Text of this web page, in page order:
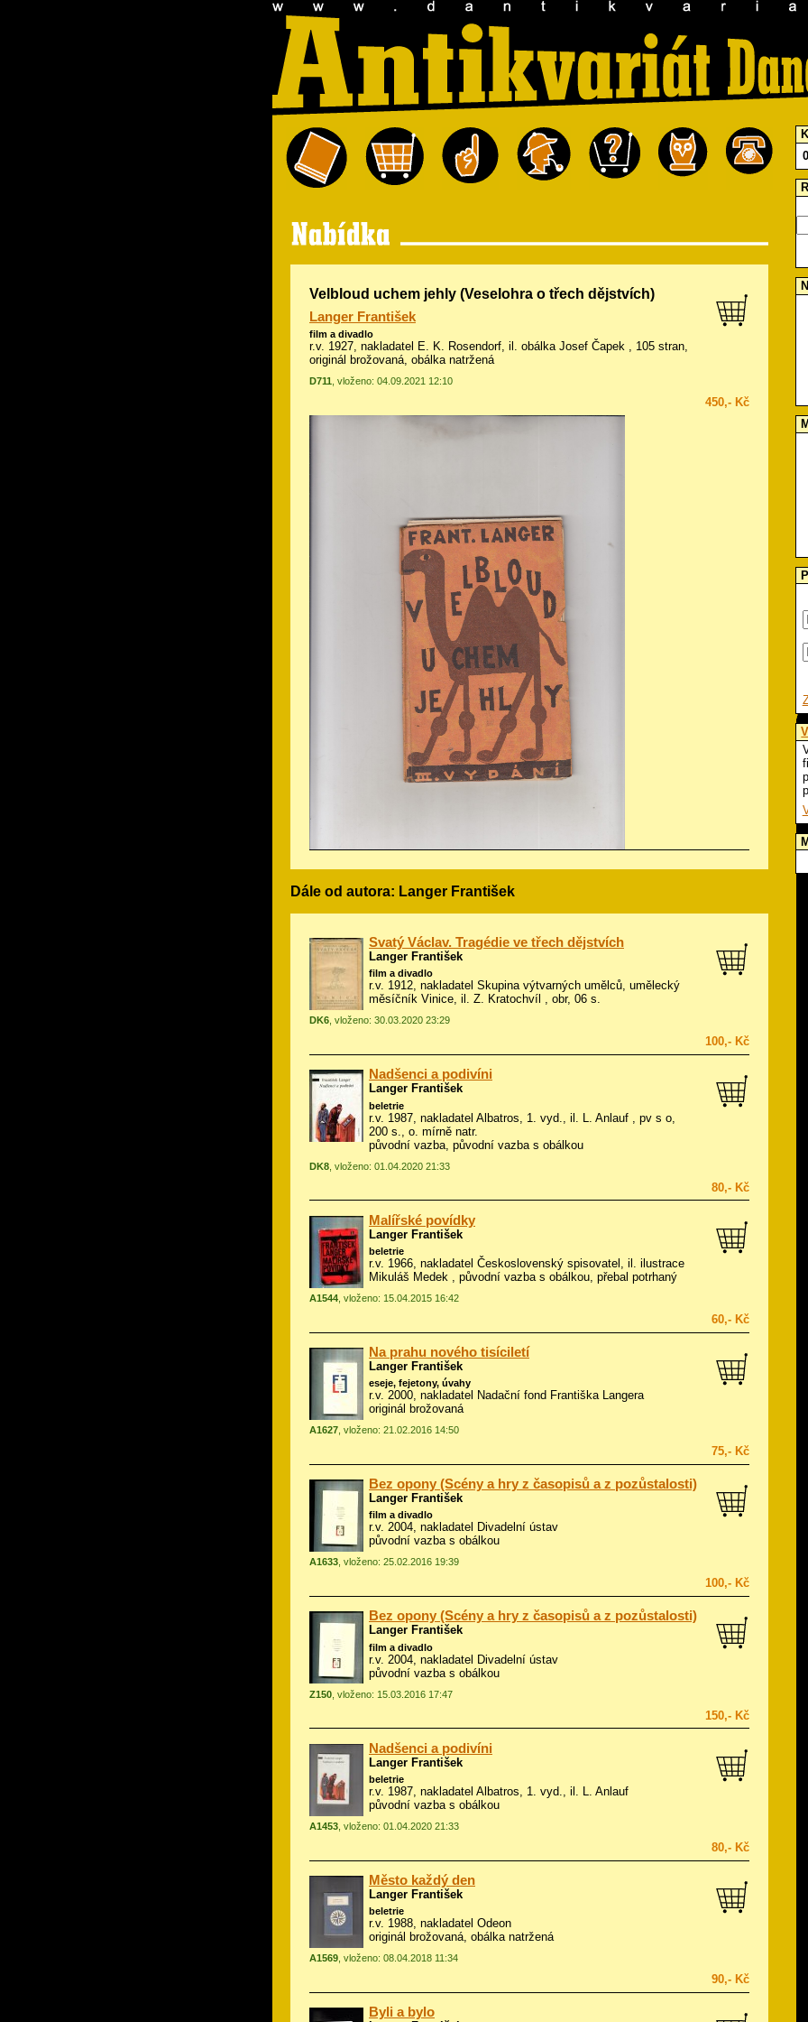
Velbloud uchem jehly (Veselohra o třech dějstvích)
Langer František
film a divadlo
r.v. 1927, nakladatel E. K. Rosendorf, il. obálka Josef Čapek , 105 stran,
originál brožovaná, obálka natržená
D711 , vloženo: 04.09.2021 12:10
450,- Kč
Dále od autora: Langer František
Svatý Václav. Tragédie ve třech dějstvích
Langer František
film a divadlo
r.v. 1912, nakladatel Skupina výtvarných umělců, umělecký
měsíčník Vinice, il. Z. Kratochvíl , obr, 06 s.
DK6 , vloženo: 30.03.2020 23:29
100,- Kč
Nadšenci a podivíni
Langer František
beletrie
r.v. 1987, nakladatel Albatros, 1. vyd., il. L. Anlauf , pv s o,
200 s., o. mírně natr.
původní vazba, původní vazba s obálkou
DK8 , vloženo: 01.04.2020 21:33
80,- Kč
Malířské povídky
Langer František
beletrie
r.v. 1966, nakladatel Československý spisovatel, il. ilustrace
Mikuláš Medek , původní vazba s obálkou, přebal potrhaný
A1544 , vloženo: 15.04.2015 16:42
60,- Kč
Na prahu nového tisíciletí
Langer František
eseje, fejetony, úvahy
r.v. 2000, nakladatel Nadační fond Františka Langera
originál brožovaná
A1627 , vloženo: 21.02.2016 14:50
75,- Kč
Bez opony (Scény a hry z časopisů a z pozůstalosti)
Langer František
film a divadlo
r.v. 2004, nakladatel Divadelní ústav
původní vazba s obálkou
A1633, vloženo: 25.02.2016 19:39
100,- Kč
Bez opony (Scény a hry z časopisů a z pozůstalosti)
Langer František
film a divadlo
r.v. 2004, nakladatel Divadelní ústav
původní vazba s obálkou
Z150 , vloženo: 15.03.2016 17:47
150,- Kč
Nadšenci a podivíni
Langer František
beletrie
r.v. 1987, nakladatel Albatros, 1. vyd., il. L. Anlauf
původní vazba s obálkou
A1453 , vloženo: 01.04.2020 21:33
80,- Kč
Město každý den
Langer František
beletrie
r.v. 1988, nakladatel Odeon
originál brožovaná, obálka natržená
A1569, vloženo: 08.04.2018 11:34
90,- Kč
Byli a bylo
0